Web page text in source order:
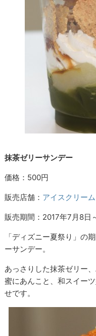
抹茶ゼリーサンデー
価格：500円
販売店舗： アイスクリー
販売期間：2017年7月8日
「ディズニー夏祭り」の
ーサンデー。
あっさりした抹茶ゼリー
蜜にあんこと、和スイー
せです。